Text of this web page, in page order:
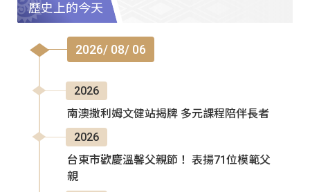
歷史上的今天
2026/ 08/ 06
2026
南澳撒利姆文健站揭牌 多元課程陪伴長者
2026
台東市歡慶溫馨父親節！ 表揚71位模範父
親